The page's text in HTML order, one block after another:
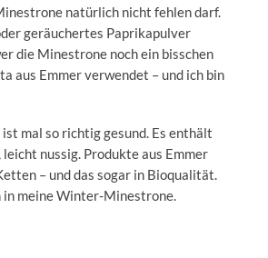
natürlich nicht fehlen darf.
geräuchertes Paprikapulver
die Minestrone noch ein bisschen
aus Emmer verwendet – und ich bin
mal so richtig gesund. Es enthält
nussig. Produkte aus Emmer
– und das sogar in Bioqualität.
in meine Winter-Minestrone.